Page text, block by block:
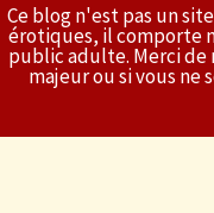
Ce blog n'est pas un
érotiques, il comporte
public adulte. Merci de
majeur ou si vous ne